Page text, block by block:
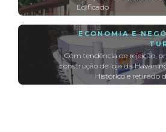
Edificado
ECONOMIA E
Com tendência de rejeição,
construção de loja da Havan
Histórico é retirado